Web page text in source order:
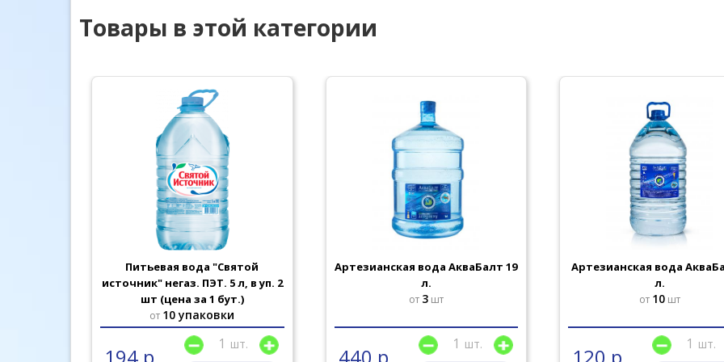
Товары в этой категории
Питьевая вода "Святой
источник" негаз. ПЭТ. 5 л, в уп. 2
шт (цена за 1 бут.)
от 10 упаковки
194 р
шт.
Apтезианская вода АкваБалт 19
л.
от 3шт
440 р
шт.
Aртезианская вода
л.
от 10 шт
120 р
шт.